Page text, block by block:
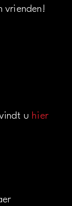
vrienden!
uhier